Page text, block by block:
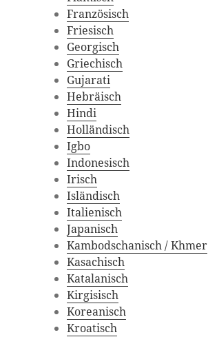
Französisch
Friesisch
Georgisch
Griechisch
Gujarati
Hebräisch
Hindi
Holländisch
Igbo
Indonesisch
Irisch
Isländisch
Italienisch
Japanisch
Kambodschanisch / Khmer
Kasachisch
Katalanisch
Kirgisisch
Koreanisch
Kroatisch